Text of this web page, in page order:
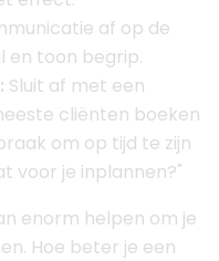
af op de
en toon begrip.
Sluit af met een
cliënten boeken
om op tijd te zijn
voor je inplannen?"
enorm helpen om je
Hoe beter je een